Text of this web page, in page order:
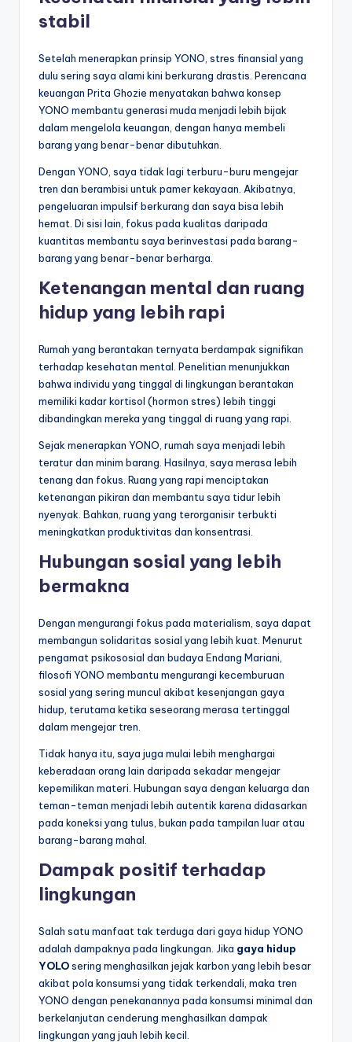
stabil
Setelah menerapkan prinsip YONO, stres finansial yang
dulu sering saya alami kini berkurang drastis. Perencana
keuangan Prita Ghozie menyatakan bahwa konsep
YONO membantu generasi muda menjadi lebih bijak
dalam mengelola keuangan, dengan hanya membeli
barang yang benar-benar dibutuhkan.
Dengan YONO, saya tidak lagi terburu-buru mengejar
tren dan berambisi untuk pamer kekayaan. Akibatnya,
pengeluaran impulsif berkurang dan saya bisa lebih
hemat. Di sisi lain, fokus pada kualitas daripada
kuantitas membantu saya berinvestasi pada barang-
barang yang benar-benar berharga.
Ketenangan mental dan ruang
hidup yang lebih rapi
Rumah yang berantakan ternyata berdampak signifikan
terhadap kesehatan mental. Penelitian menunjukkan
bahwa individu yang tinggal di lingkungan berantakan
memiliki kadar kortisol (hormon stres) lebih tinggi
dibandingkan mereka yang tinggal di ruang yang rapi.
Sejak menerapkan YONO, rumah saya menjadi lebih
teratur dan minim barang. Hasilnya, saya merasa lebih
tenang dan fokus. Ruang yang rapi menciptakan
ketenangan pikiran dan membantu saya tidur lebih
nyenyak. Bahkan, ruang yang terorganisir terbukti
meningkatkan produktivitas dan konsentrasi.
Hubungan sosial yang lebih
bermakna
Dengan mengurangi fokus pada materialism, saya dapat
membangun solidaritas sosial yang lebih kuat. Menurut
pengamat psikososial dan budaya Endang Mariani,
filosofi YONO membantu mengurangi kecemburuan
sosial yang sering muncul akibat kesenjangan gaya
hidup, terutama ketika seseorang merasa tertinggal
dalam mengejar tren.
Tidak hanya itu, saya juga mulai lebih menghargai
keberadaan orang lain daripada sekadar mengejar
kepemilikan materi. Hubungan saya dengan keluarga dan
teman-teman menjadi lebih autentik karena didasarkan
pada koneksi yang tulus, bukan pada tampilan luar atau
barang-barang mahal.
Dampak positif terhadap
lingkungan
Salah satu manfaat tak terduga dari gaya hidup YONO
adalah dampaknya pada lingkungan. Jika gaya hidup
YOLOsering menghasilkan jejak karbon yang lebih besar
akibat pola konsumsi yang tidak terkendali, maka tren
YONO dengan penekanannya pada konsumsi minimal dan
berkelanjutan cenderung menghasilkan dampak
lingkungan yang jauh lebih kecil.